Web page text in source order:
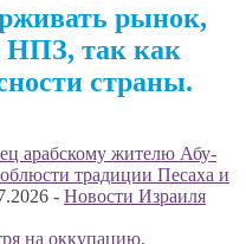
рынок,
НПЗ, так как
страны.
арабскому жителю Абу-
традиции Песаха и
- Новости Израиля
на оккупацию,